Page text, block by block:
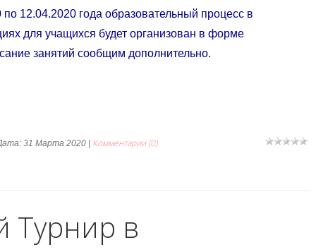
12.04.2020 года образовательный процесс в
для учащихся будет организован в форме
занятий сообщим дополнительно.
31 Марта 2020 Комментарии (0)
Турнир в